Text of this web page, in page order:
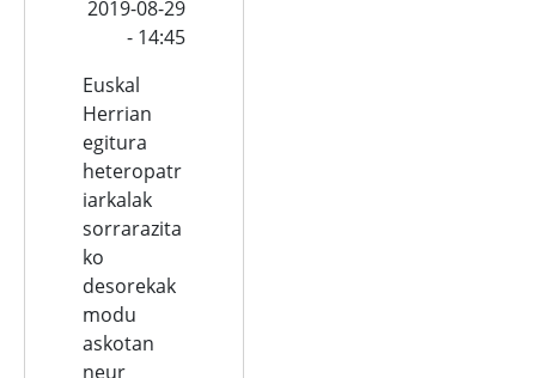
2019-08-29
- 14:45
Euskal
Herrian
egitura
heteropatr
iarkalak
sorrarazita
ko
desorekak
modu
askotan
neur